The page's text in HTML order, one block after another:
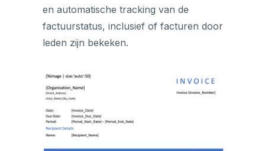
en automatische tracking van de
factuurstatus, inclusief of facturen door
leden zijn bekeken.